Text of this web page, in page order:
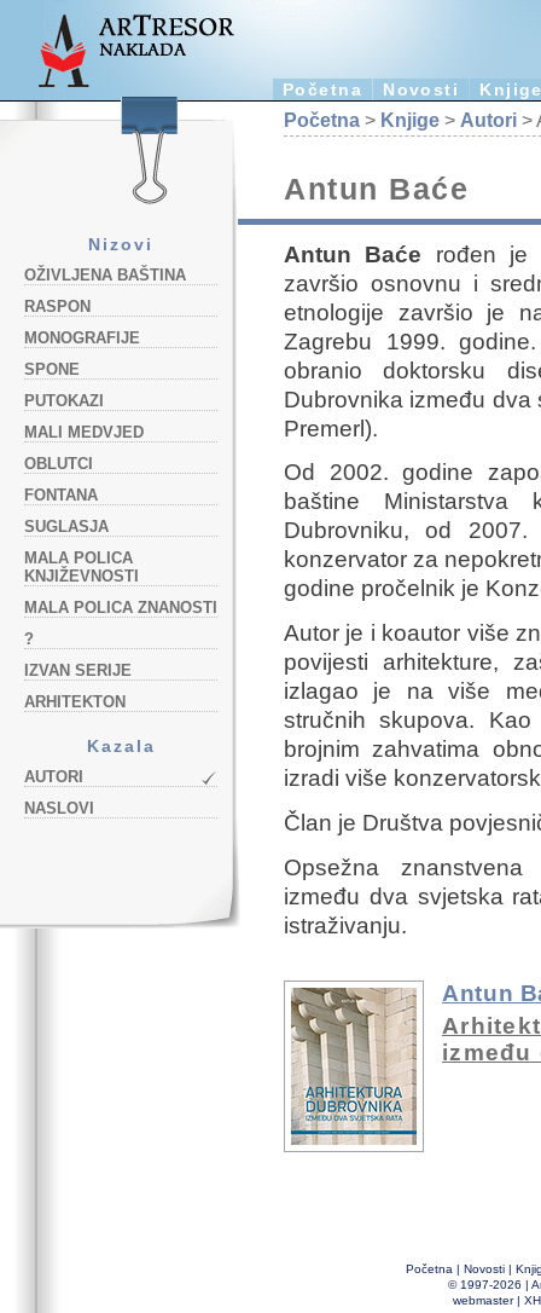
Početna Novosti
Nizovi
OŽIVLJENA BAŠTINA
RASPON
MONOGRAFIJE
SPONE
PUTOKAZI
MALI MEDVJED
OBLUTCI
FONTANA
SUGLASJA
MALA POLICA
KNJIŽEVNOSTI
MALA POLICA ZNANOSTI
?
IZVAN SERIJE
ARHITEKTON
Kazala
AUTORI
NASLOVI
Početna > Knjige > Autori >
Antun Baće
Antun Baće rođen je
završio osnovnu i
etnologije završio je
Zagrebu 1999.
obranio doktorsku
Dubrovnika između dva
Premerl).
Od 2002. godine
baštine Ministarstva
Dubrovniku, od
konzervator za
godine pročelnik je
Autor je i koautor više
povijesti arhitekture,
izlagao je na više
stručnih skupova.
brojnim zahvatima
izradi više
Član je Društva
Opsežna znanstvena
između dva svjetska
istraživanju.
Antun
između
Početna | Novosti |
© 1997-2026 |
webmaster|